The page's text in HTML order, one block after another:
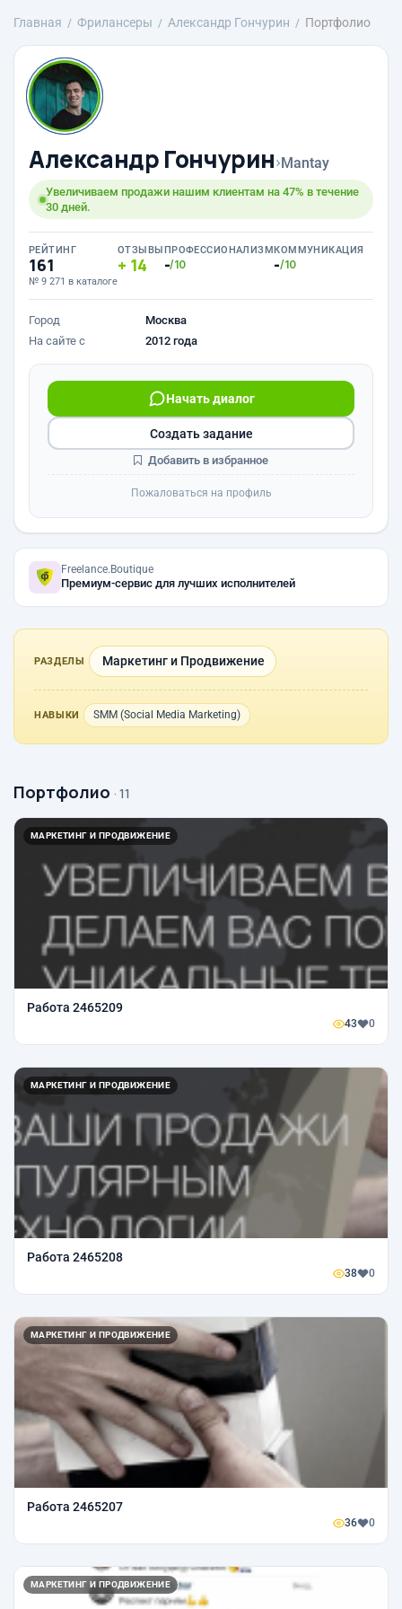
Главная Фрилансеры Александр Гончурин Портфолио
Александр Гончурин›Mantay
Увеличиваем продажи нашим клиентам на 47% в течение
30 дней.
РЕЙТИНГ
161
№ 9 271 в каталоге
ОТЗЫВЫ
14
ПРОФЕССИОНАЛИЗМ
-/10
КОММУНИКАЦИЯ
-/10
Город
Москва
На сайте с
2012 года
Начать диалог
Создать задание
Добавить в избранное
Пожаловаться на профиль
Freelance.Boutique
Премиум-сервис для лучших исполнителей
РАЗДЕЛЫ Маркетинг и Продвижение
НАВЫКИ SMM (Social Media Marketing)
Портфолио · 11
МАРКЕТИНГ И ПРОДВИЖЕНИЕ
Работа 2465209
43 0
МАРКЕТИНГ И ПРОДВИЖЕНИЕ
Работа 2465208
38 0
МАРКЕТИНГ И ПРОДВИЖЕНИЕ
Работа 2465207
36 0
МАРКЕТИНГ И ПРОДВИЖЕНИЕ